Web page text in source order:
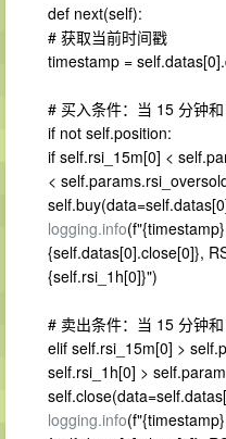
def next(self):
# 获取当前时间戳
timestamp =
# 买入条件：当 15 分钟
if not self.position:
if self.rsi_15m[0] <
<
logging.info
{self.datas[0].close[0]},
{self.rsi_1h[0]}")
# 卖出条件：当 15 分钟
elif self.rsi_15m[0] >
self.rsi_1h[0] >
logging.info